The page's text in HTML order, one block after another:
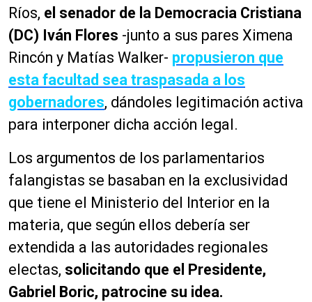
Ríos, el senador de la Democracia Cristiana
(DC) Iván Flores -junto a sus pares Ximena
Rincón y Matías Walker- propusieron que
esta facultad sea traspasada a los
gobernadores, dándoles legitimación activa
para interponer dicha acción legal.
Los argumentos de los parlamentarios
falangistas se basaban en la exclusividad
que tiene el Ministerio del Interior en la
materia, que según ellos debería ser
extendida a las autoridades regionales
electas, solicitando que el Presidente,
Gabriel Boric, patrocine su idea.